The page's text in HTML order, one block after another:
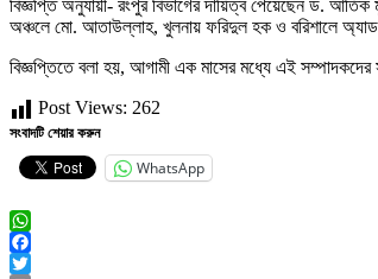
বিজ্ঞপ্তি অনুযায়ী- রংপুর বিভাগের দায়িত্ব পেয়েছেন ড.
অঞ্চলে মো. আতাউল্লাহ, খুলনায় ফরিদুল হক ও বরিশালে
বিজ্ঞপ্তিতে বলা হয়, আগামী এক মাসের মধ্যে এই সম্পাদকদের
Post Views: 262
সংবাদটি শেয়ার করুন
WhatsApp
WhatsApp
Facebook